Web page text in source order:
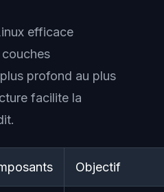
efficace
profond au plus
facilite la
Objectif